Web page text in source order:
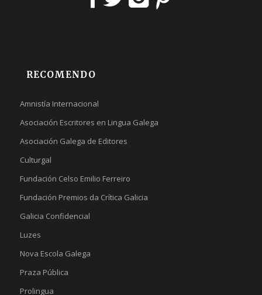
RECOMENDO
Amnistía Internacional
Asociación Escritores en Lingua Galega
Asociación Galega de Editores
Culturgal
Fundación Celso Emilio Ferreiro
Fundación Premios da Crítica Galicia
Galicia Confidencial
Luzes
Nova Escola Galega
Praza Pública
Prolingua